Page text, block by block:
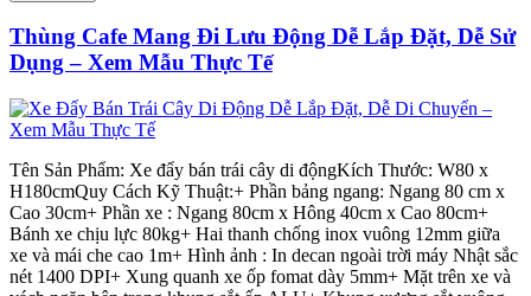
Thùng Cafe Mang Đi Lưu Động Dễ Lắp Đặt, Dễ Sử
Dụng – Xem Mẫu Thực Tế
Tên Sản Phẩm: Xe đẩy bán trái cây di độngKích Thước: W80 x
H180cmQuy Cách Kỹ Thuật:+ Phần bảng ngang: Ngang 80 cm x
Cao 30cm+ Phần xe : Ngang 80cm x Hông 40cm x Cao 80cm+
Bánh xe chịu lực 80kg+ Hai thanh chống inox vuông 12mm giữa
xe và mái che cao 1m+ Hình ảnh : In decan ngoài trời máy Nhật sắc
nét 1400 DPI+ Xung quanh xe ốp fomat dày 5mm+ Mặt trên xe và